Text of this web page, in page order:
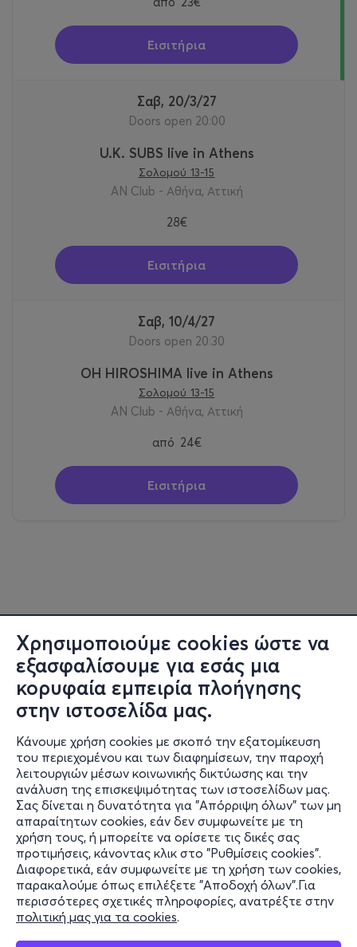
Χρησιμοποιούμε cookies ώστε να
εξασφαλίσουμε για εσάς μια
κορυφαία εμπειρία πλοήγησης
στην ιστοσελίδα μας.
Κάνουμε χρήση cookies με σκοπό την εξατομίκευση
του περιεχομένου και των διαφημίσεων, την παροχή
λειτουργιών μέσων κοινωνικής δικτύωσης και την
ανάλυση της επισκεψιμότητας των ιστοσελίδων μας.
Σας δίνεται η δυνατότητα για "Απόρριψη όλων" των μη
απαραίτητων cookies, εάν δεν συμφωνείτε με τη
χρήση τους, ή μπορείτε να ορίσετε τις δικές σας
προτιμήσεις, κάνοντας κλικ στο "Ρυθμίσεις cookies".
Διαφορετικά, εάν συμφωνείτε με τη χρήση των cookies,
παρακαλούμε όπως επιλέξετε "Αποδοχή όλων".Για
περισσότερες σχετικές πληροφορίες, ανατρέξτε στην
πολιτική μας για τα cookies.
Εισιτήρια
Σαβ, 20/3/27
Doors open 20:00
U.K. SUBS live in Athens
Σολομού 13-15
AN Club - Αθήνα, Αττική
28€
Εισιτήρια
Σαβ, 10/4/27
Doors open 20:30
OH HIROSHIMA live in Athens
Σολομού 13-15
AN Club - Αθήνα, Αττική
από 24€
Εισιτήρια
Πληροφορίες
Υποστήριξη
Stay Connected